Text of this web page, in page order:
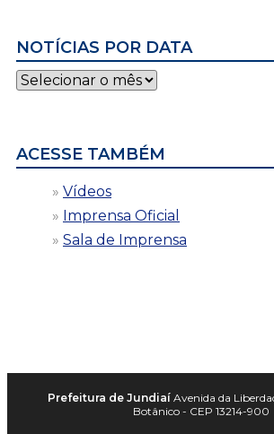
NOTÍCIAS POR DATA
Notícias
por
ACESSE TAMBÉM
Vídeos
Imprensa Oficial
Sala de Imprensa
Prefeitura de Jundiaí Avenida da
Botânico - CEP 13214-900